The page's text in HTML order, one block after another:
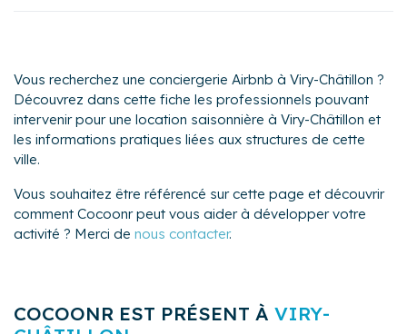
Vous recherchez une conciergerie Airbnb à Viry-Châtillon ?
Découvrez dans cette fiche les professionnels pouvant
intervenir pour une location saisonnière à Viry-Châtillon et
les informations pratiques liées aux structures de cette
ville.
Vous souhaitez être référencé sur cette page et découvrir
comment Cocoonr peut vous aider à développer votre
activité ? Merci de nous contacter.
COCOONR EST PRÉSENT À VIRY-